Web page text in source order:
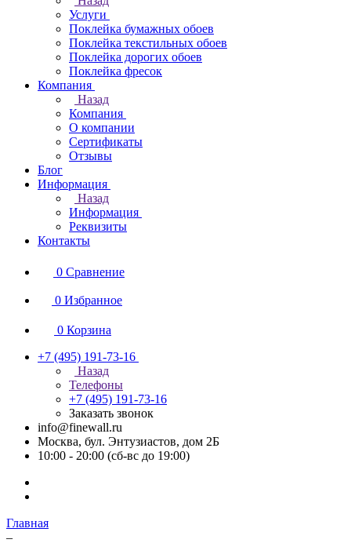
Услуги
Поклейка бумажных обоев
Поклейка текстильных обоев
Поклейка дорогих обоев
Поклейка фресок
Компания
Назад
Компания
О компании
Сертификаты
Отзывы
Блог
Информация
Назад
Информация
Реквизиты
Контакты
0 Сравнение
0 Избранное
0 Корзина
+7 (495) 191-73-16
Назад
Телефоны
+7 (495) 191-73-16
Заказать звонок
info@finewall.ru
Москва, бул. Энтузиастов, дом 2Б
10:00 - 20:00 (сб-вс до 19:00)
Главная
–